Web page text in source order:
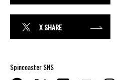
X SHARE
Spincoaster SNS